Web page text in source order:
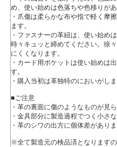
め、使い始めは色落ちや色移りがあ
・爪傷は柔らかな布や指で軽く摩
ます。
・ファスナーの革紐は、使い始め
時々キュッと締めてください。徐
にくくなります。
・カード用ポケットは使い始めは
す。
・購入当初は革独特のにおいがし
■ご注意
・革の裏面に傷のようなものが見
・金具部分に製造過程でつく小さ
・革のシワの出方に個体差がありま
※全て製造元の検品済となります